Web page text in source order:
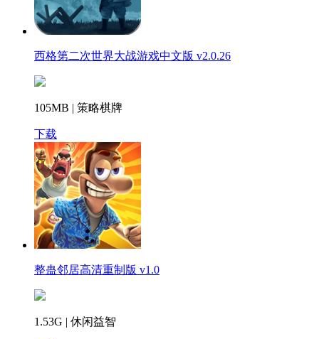
西格第二次世界大战游戏中文版 v2.0.26
105MB | 策略棋牌
下载
整蛊邻居高清重制版 v1.0
1.53G | 休闲益智